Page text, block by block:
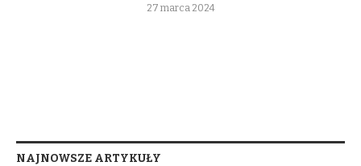
27 marca 2024
NAJNOWSZE ARTYKUŁY